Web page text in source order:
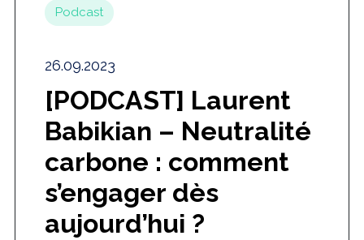
Podcast
26.09.2023
[PODCAST] Laurent
Babikian – Neutralité
carbone : comment
s’engager dès
aujourd’hui ?